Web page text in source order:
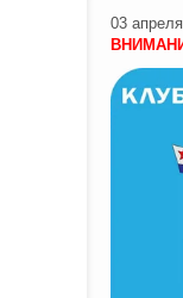
03